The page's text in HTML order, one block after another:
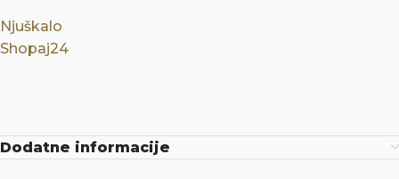
Njuškalo
Shopaj24
Dodatne informacije